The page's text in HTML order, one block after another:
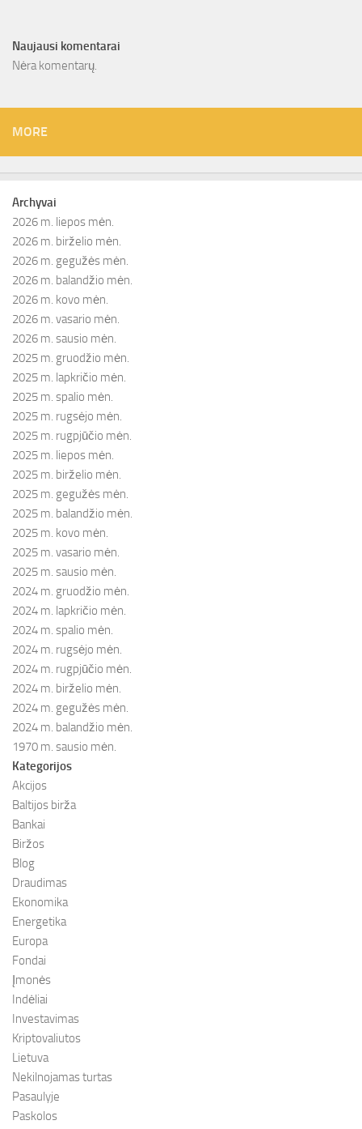
Naujausi komentarai
Nėra komentarų.
MORE
Archyvai
2026 m. liepos mėn.
2026 m. birželio mėn.
2026 m. gegužės mėn.
2026 m. balandžio mėn.
2026 m. kovo mėn.
2026 m. vasario mėn.
2026 m. sausio mėn.
2025 m. gruodžio mėn.
2025 m. lapkričio mėn.
2025 m. spalio mėn.
2025 m. rugsėjo mėn.
2025 m. rugpjūčio mėn.
2025 m. liepos mėn.
2025 m. birželio mėn.
2025 m. gegužės mėn.
2025 m. balandžio mėn.
2025 m. kovo mėn.
2025 m. vasario mėn.
2025 m. sausio mėn.
2024 m. gruodžio mėn.
2024 m. lapkričio mėn.
2024 m. spalio mėn.
2024 m. rugsėjo mėn.
2024 m. rugpjūčio mėn.
2024 m. birželio mėn.
2024 m. gegužės mėn.
2024 m. balandžio mėn.
1970 m. sausio mėn.
Kategorijos
Akcijos
Baltijos birža
Bankai
Biržos
Blog
Draudimas
Ekonomika
Energetika
Europa
Fondai
Įmonės
Indėliai
Investavimas
Kriptovaliutos
Lietuva
Nekilnojamas turtas
Pasaulyje
Paskolos